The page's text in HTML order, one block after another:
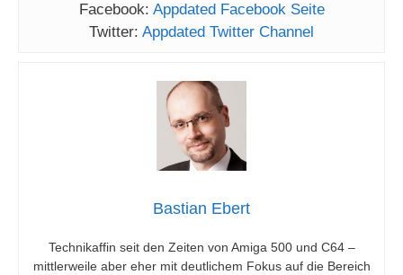
Facebook: Appdated Facebook Seite
Twitter: Appdated Twitter Channel
Bastian Ebert
Technikaffin seit den Zeiten von Amiga 500 und C64 –
mittlerweile aber eher mit deutlichem Fokus auf die Bereich